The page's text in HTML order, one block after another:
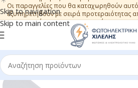
Skip to navigation
Skip to main content
Οι παραγγελίες που θα καταχωρηθούν
εξυπηρετηθούν με σειρά προτεραιότητας
ευχαριστούμε για την εμπιστοσύνη.